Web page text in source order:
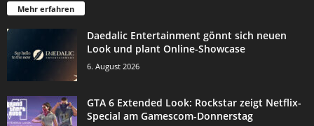
Mehr erfahren
Daedalic Entertainment gönnt sich neuen
Look und plant Online-Showcase
6. August 2026
GTA 6 Extended Look: Rockstar zeigt Netflix-
Special am Gamescom-Donnerstag